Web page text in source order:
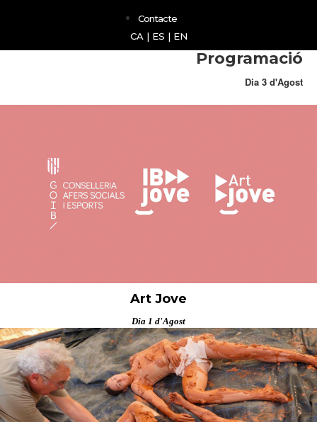
Contacte
CA| ES | EN
Programació
Dia 3 d'Agost
Art Jove
Dia 1 d'Agost